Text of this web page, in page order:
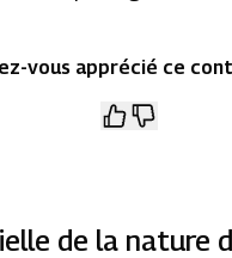
vous apprécié ce
de la nature